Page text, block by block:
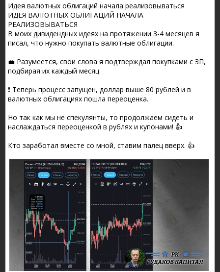
Идея валютных облигаций начала реализовываться
ИДЕЯ ВАЛЮТНЫХ ОБЛИГАЦИЙ НАЧАЛА
РЕАЛИЗОВЫВАТЬСЯ
В моих дивидендных идеях на протяжении 3-4 месяцев я
писал, что нужно покупать валютные облигации.
💼 Разумеется, свои слова я подтверждал покупками с ЗП,
подбирая их каждый месяц.
❗ Теперь процесс запущен, доллар выше 80 рублей и в
валютных облигациях пошла переоценка.
Но так как мы не спекулянты, то продолжаем сидеть и
наслаждаться переоценкой в рублях и купонами! 👍
Кто заработал вместе со мной, ставим палец вверх. 👍